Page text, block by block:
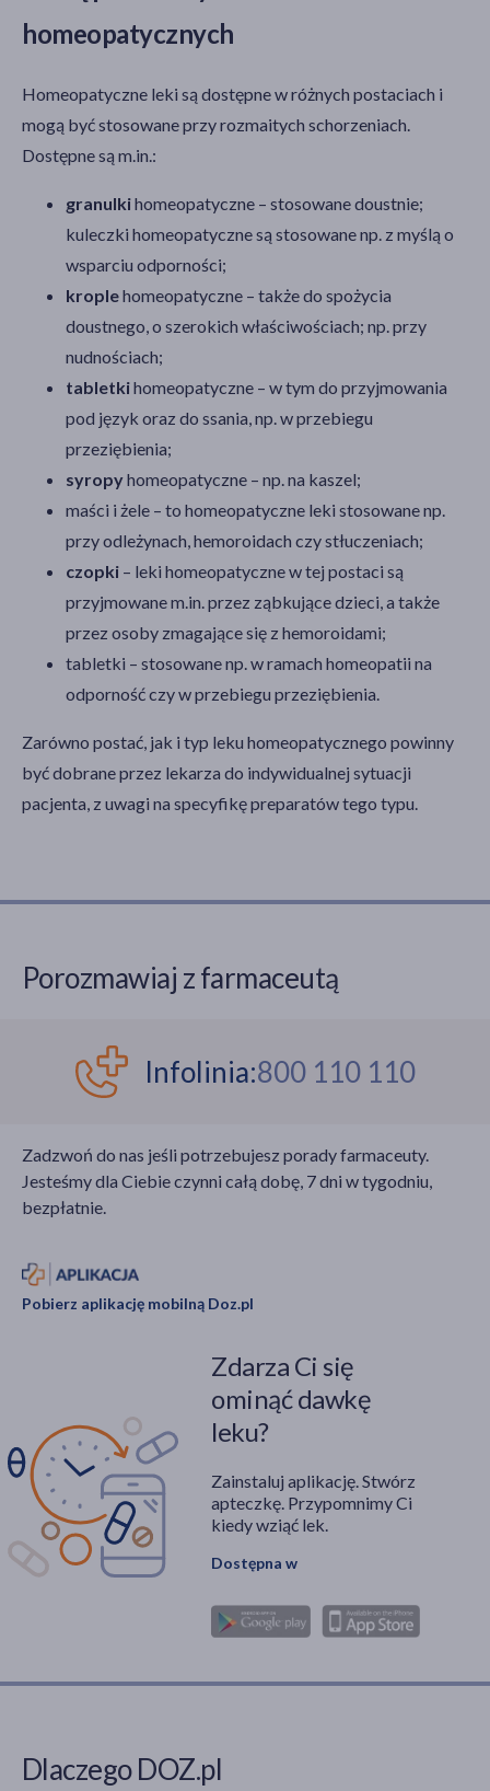
homeopatycznych
Homeopatyczne leki są dostępne w różnych postaciach i
mogą być stosowane przy rozmaitych schorzeniach.
Dostępne są m.in.:
granulkihomeopatyczne – stosowane doustnie;
kuleczki homeopatyczne są stosowane np. z myślą o
wsparciu odporności;
kroplehomeopatyczne – także do spożycia
doustnego, o szerokich właściwościach; np. przy
nudnościach;
tabletkihomeopatyczne – w tym do przyjmowania
pod język oraz do ssania, np. w przebiegu
przeziębienia;
syropyhomeopatyczne – np. na kaszel;
maści i żele – to homeopatyczne leki stosowane np.
przy odleżynach, hemoroidach czy stłuczeniach;
czopki – leki homeopatyczne w tej postaci są
przyjmowane m.in. przez ząbkujące dzieci, a także
przez osoby zmagające się z hemoroidami;
tabletki – stosowane np. w ramach homeopatii na
odporność czy w przebiegu przeziębienia.
Zarówno postać, jak i typ leku homeopatycznego powinny
być dobrane przez lekarza do indywidualnej sytuacji
pacjenta, z uwagi na specyfikę preparatów tego typu.
Porozmawiaj z farmaceutą
Infolinia:800 110 110
Zadzwoń do nas jeśli potrzebujesz porady farmaceuty.
Jesteśmy dla Ciebie czynni całą dobę, 7 dni w tygodniu,
bezpłatnie.
Pobierz aplikację mobilną Doz.pl
Zdarza Ci się
ominąć dawkę
leku?
Zainstaluj aplikację. Stwórz
apteczkę. Przypomnimy Ci
kiedy wziąć lek.
Dostępna w
Dlaczego DOZ.pl